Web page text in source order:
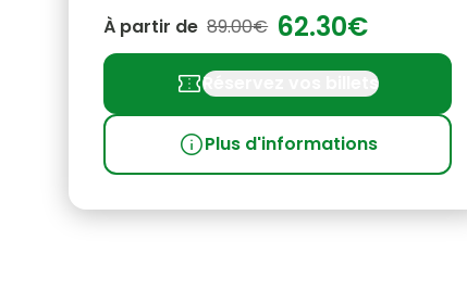
À partir de 89.00€ 62.30€
confirmation_numberRéservez vos billets
infoPlus d'informations